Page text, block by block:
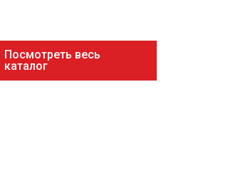
Посмотреть весь
каталог